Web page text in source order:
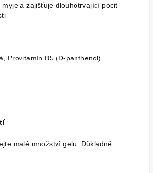
myje a zajišťuje dlouhotrvající pocit
Provitamín B5 (D-panthenol)
malé množství gelu. Důkladně